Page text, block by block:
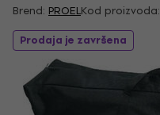
Brend: PROELKod proizvoda:
Prodaja je završena